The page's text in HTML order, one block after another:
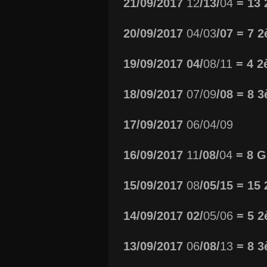
21/09/2017 12/13/04 = 13
20/09/2017 04/03/07 = 7
19/09/2017 04/08/11 = 4
18/09/2017 07/09/08 = 8
17/09/2017 06/04/09
16/09/2017 11/08/04 = 8
15/09/2017 08/05/15 = 15
14/09/2017 02/05/06 = 5
13/09/2017 06/08/13 = 8